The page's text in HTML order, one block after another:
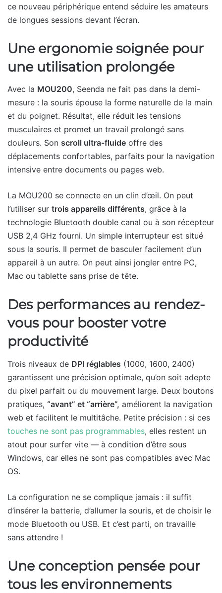
ce nouveau périphérique entend séduire les amateurs
de longues sessions devant l’écran.
Une ergonomie soignée pour
une utilisation prolongée
Avec la MOU200, Seenda ne fait pas dans la demi-
mesure : la souris épouse la forme naturelle de la main
et du poignet. Résultat, elle réduit les tensions
musculaires et promet un travail prolongé sans
douleurs. Son scroll ultra-fluide offre des
déplacements confortables, parfaits pour la navigation
intensive entre documents ou pages web.
La MOU200 se connecte en un clin d’œil. On peut
l’utiliser sur trois appareils différents, grâce à la
technologie Bluetooth double canal ou à son récepteur
USB 2,4 GHz fourni. Un simple interrupteur est situé
sous la souris. Il permet de basculer facilement d’un
appareil à un autre. On peut ainsi jongler entre PC,
Mac ou tablette sans prise de tête.
Des performances au rendez-
vous pour booster votre
productivité
Trois niveaux de DPI réglables (1000, 1600, 2400)
garantissent une précision optimale, qu’on soit adepte
du pixel parfait ou du mouvement large. Deux boutons
pratiques, “avant” et “arrière”, améliorent la navigation
web et facilitent le multitâche. Petite précision : si ces
touches ne sont pas programmables, elles restent un
atout pour surfer vite — à condition d’être sous
Windows, car elles ne sont pas compatibles avec Mac
OS.
La configuration ne se complique jamais : il suffit
d’insérer la batterie, d’allumer la souris, et de choisir le
mode Bluetooth ou USB. Et c’est parti, on travaille
sans attendre !
Une conception pensée pour
tous les environnements